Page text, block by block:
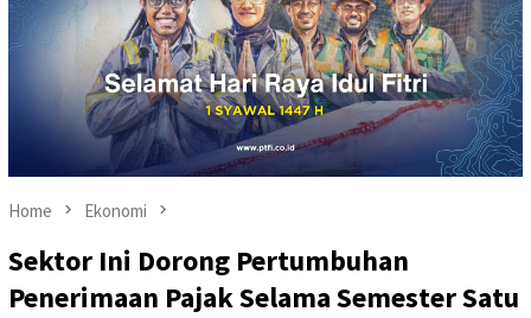
Home Ekonomi
Sektor Ini Dorong Pertumbuhan
Penerimaan Pajak Selama Semester Satu